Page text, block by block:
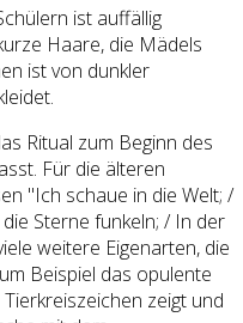
ist auffällig
Haare, die Mädels
ist von dunkler
Ritual zum Beginn des
Für die älteren
"Ich schaue in die Welt; /
Sterne funkeln; / In der
weitere Eigenarten, die
Beispiel das opulente
zeigt und